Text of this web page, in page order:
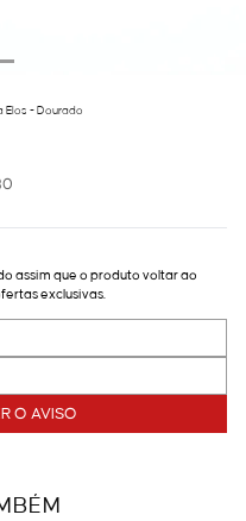
Elos - Dourado
assim que o produto voltar ao
exclusivas.
O AVISO